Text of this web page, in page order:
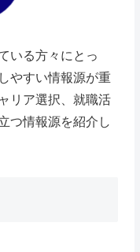
いる方々にとっ
やすい情報源が重
リア選択、就職活
つ情報源を紹介し